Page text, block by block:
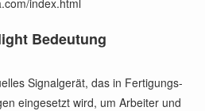
index.html
Bedeutung
Signalgerät, das in Fertigungs-
eingesetzt wird, um Arbeiter und